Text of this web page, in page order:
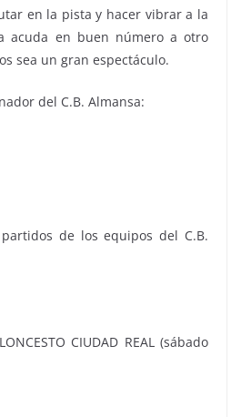
en la pista y hacer vibrar a la
acuda en buen número a otro
sea un gran espectáculo.
del C.B. Almansa:
de los equipos del C.B.
CIUDAD REAL (sábado